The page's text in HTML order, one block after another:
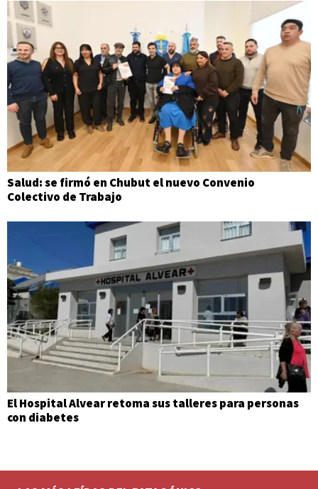
Salud: se firmó en Chubut el nuevo Convenio
Colectivo de Trabajo
El Hospital Alvear retoma sus talleres para personas
con diabetes